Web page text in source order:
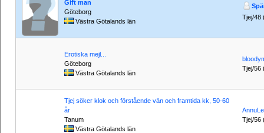
Gift man
Göteborg
Västra Götalands län
Tjej/48
Erotiska mejl...
Göteborg
Västra Götalands län
Tjej/56
Tjej söker klok och förstående vän och framtida kk, 50-60
år
Tanum
Västra Götalands län
Tjej/56